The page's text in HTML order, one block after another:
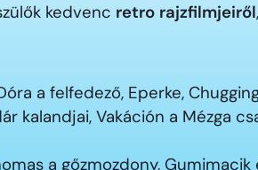
kedvenc retro rajzfilmjeiről
a felfedező, Eperke,
kalandjai, Vakáción a Mézga
a gőzmozdony,